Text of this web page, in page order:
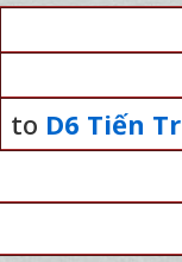
to D6 Tiến